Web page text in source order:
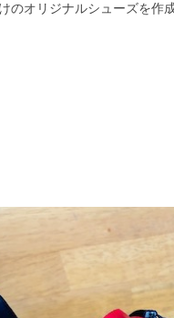
のオリジナルシューズを作